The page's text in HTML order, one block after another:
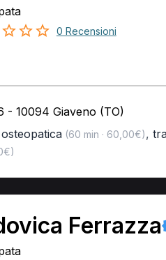
0 Recensioni
- 10094 Giaveno (TO)
(60 min · 60,00€),
Ferrazza